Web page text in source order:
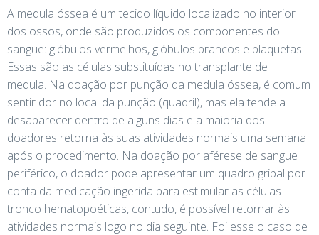
A medula óssea é um tecido líquido localizado no interior
dos ossos, onde são produzidos os componentes do
sangue: glóbulos vermelhos, glóbulos brancos e plaquetas.
Essas são as células substituídas no transplante de
medula. Na doação por punção da medula óssea, é comum
sentir dor no local da punção (quadril), mas ela tende a
desaparecer dentro de alguns dias e a maioria dos
doadores retorna às suas atividades normais uma semana
após o procedimento. Na doação por aférese de sangue
periférico, o doador pode apresentar um quadro gripal por
conta da medicação ingerida para estimular as células-
tronco hematopoéticas, contudo, é possível retornar às
atividades normais logo no dia seguinte. Foi esse o caso de